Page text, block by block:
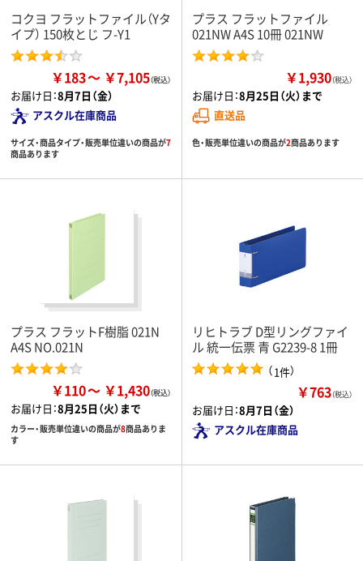
コクヨ フラットファイル（Yタ
イプ） 150枚とじ フ-Y1
￥183 ￥7,105
お届け日：8月7日（金）
アスクル在庫商品
サイズ・商品タイプ・販売単位違いの商品が7
商品あります
プラス フラットファイル
021NW A4S 10冊 021NW
￥1,930（税込）
お届け日：8月25日（火）まで
直送品
色・販売単位違いの商品が2商品あります
プラス フラットF樹脂 021N
A4S NO.021N
￥110 ￥1,430
お届け日：8月25日（火）まで
カラー・販売単位違いの商品が8商品ありま
す
リヒトラブ D型リングファイ
ル 統一伝票 青 G2239-8 1冊
（1件）
￥763（税込）
お届け日：8月7日（金）
アスクル在庫商品